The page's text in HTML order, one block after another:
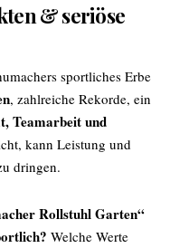
& seriöse
sportliches Erbe
, zahlreiche Rekorde, ein
Teamarbeit und
kann Leistung und
dringen.
Rollstuhl Garten“
Welche Werte